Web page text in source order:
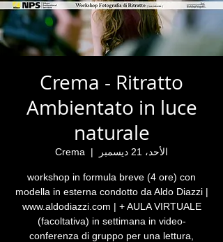
Crema - Ritratto
Ambientato in luce
naturale
الأحد، 21 ديسمبر
  |
Crema
workshop in formula breve (4 ore) con
modella in esterna condotto da Aldo Diazzi |
www.aldodiazzi.com | + AULA VIRTUALE
(facoltativa) in settimana in video-
conferenza di gruppo per una lettura,